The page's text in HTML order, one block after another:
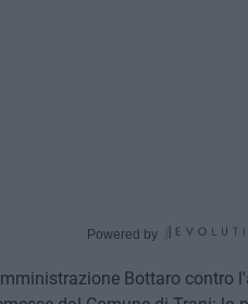
Powered by
Bottaro contro